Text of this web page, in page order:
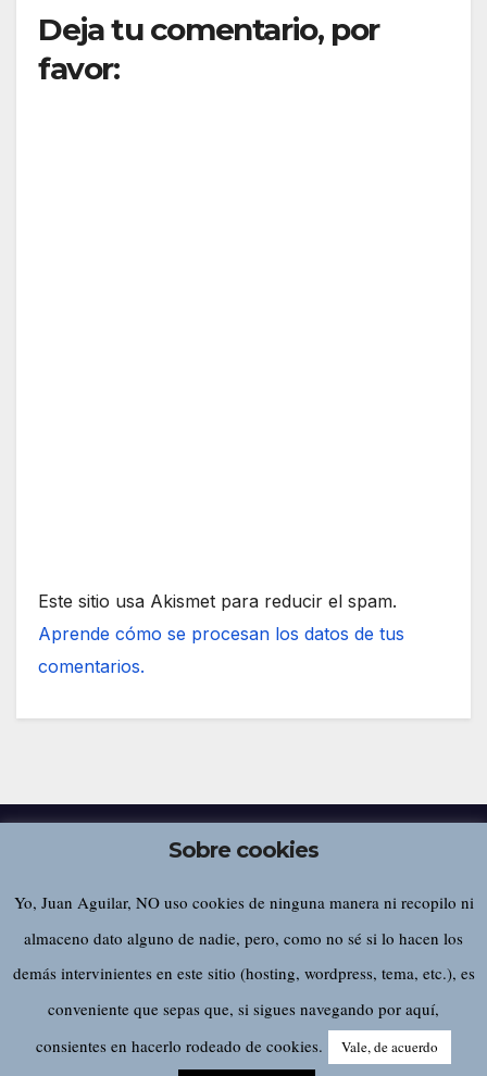
Deja tu comentario, por
favor:
Este sitio usa Akismet para reducir el spam.
Aprende cómo se procesan los datos de tus
comentarios.
Juan Aguilar
Funciona gracias a WordPress|Tema:Newsupde Themeansar
HomeSobre este sitio…
Sobre cookies
Yo, Juan Aguilar, NO uso cookies de ninguna manera ni recopilo ni
almaceno dato alguno de nadie, pero, como no sé si lo hacen los
demás intervinientes en este sitio (hosting, wordpress, tema, etc.), es
conveniente que sepas que, si sigues navegando por aquí,
consientes en hacerlo rodeado de cookies.
Vale, de acuerdo